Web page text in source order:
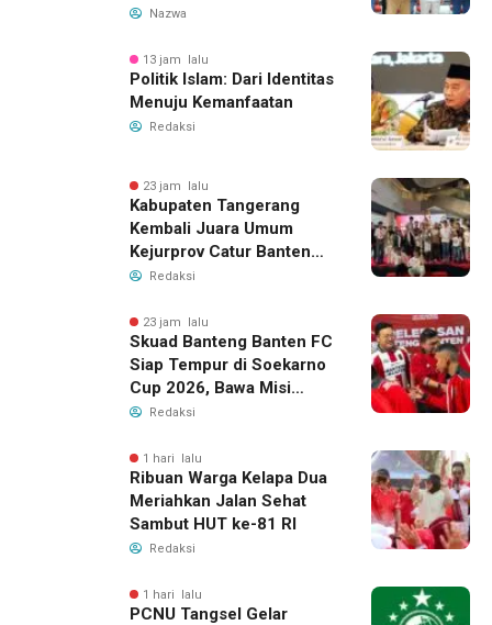
Pembinaan Dini
Nazwa
13 jam lalu
Politik Islam: Dari Identitas
Menuju Kemanfaatan
Redaksi
23 jam lalu
Kabupaten Tangerang
Kembali Juara Umum
Kejurprov Catur Banten
2026, Raih 24 Medali
Redaksi
23 jam lalu
Skuad Banteng Banten FC
Siap Tempur di Soekarno
Cup 2026, Bawa Misi
Harumkan Nama Banten
Redaksi
1 hari lalu
Ribuan Warga Kelapa Dua
Meriahkan Jalan Sehat
Sambut HUT ke-81 RI
Redaksi
1 hari lalu
PCNU Tangsel Gelar